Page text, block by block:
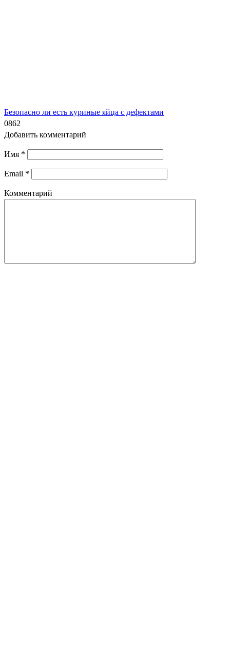
Безопасно ли есть куриные яйца с дефектами
0862
Добавить комментарий
Имя *
Email *
Комментарий